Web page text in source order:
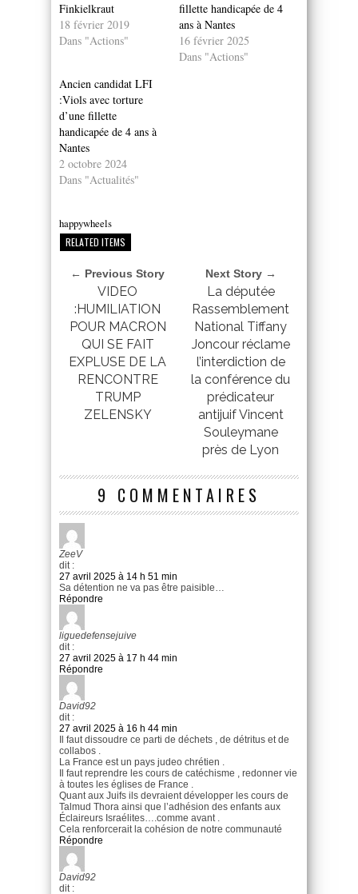
Finkielkraut
18 février 2019
Dans "Actions"
fillette handicapée de 4
ans à Nantes
16 février 2025
Dans "Actions"
Ancien candidat LFI
:Viols avec torture
d’une fillette
handicapée de 4 ans à
Nantes
2 octobre 2024
Dans "Actualités"
happywheels
RELATED ITEMS
← Previous Story
VIDEO
:HUMILIATION
POUR MACRON
QUI SE FAIT
EXPLUSE DE LA
RENCONTRE
TRUMP
ZELENSKY
Next Story →
La députée
Rassemblement
National Tiffany
Joncour réclame
l’interdiction de
la conférence du
prédicateur
antijuif Vincent
Souleymane
près de Lyon
9 COMMENTAIRES
ZeeV
dit :
27 avril 2025 à 14 h 51 min
Sa détention ne va pas être paisible…
Répondre
liguedefensejuive
dit :
27 avril 2025 à 17 h 44 min
Répondre
David92
dit :
27 avril 2025 à 16 h 44 min
Il faut dissoudre ce parti de déchets , de détritus et de
collabos .
La France est un pays judeo chrétien .
Il faut reprendre les cours de catéchisme , redonner vie
à toutes les églises de France .
Quant aux Juifs ils devraient développer les cours de
Talmud Thora ainsi que l’adhésion des enfants aux
Éclaireurs Israélites….comme avant .
Cela renforcerait la cohésion de notre communauté
Répondre
David92
dit :